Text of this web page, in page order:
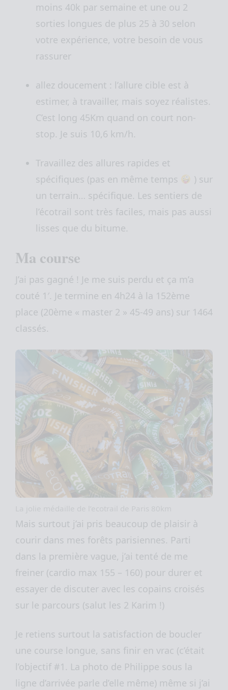
moins 40k par semaine et une ou 2
sorties longues de plus 25 à 30 selon
votre expérience, votre besoin de vous
rassurer
allez doucement : l’allure cible est à
estimer, à travailler, mais soyez réalistes.
C’est long 45Km quand on court non-
stop. Je suis 10,6 km/h.
Travaillez des allures rapides et
spécifiques (pas en même temps
) sur
un terrain… spécifique. Les sentiers de
l’écotrail sont très faciles, mais pas aussi
lisses que du bitume.
Ma course
J’ai pas gagné ! Je me suis perdu et ça m’a
couté 1′. Je termine en 4h24 à la 152ème
place (20ème « master 2 » 45-49 ans) sur 1464
classés.
Mais surtout j’ai pris beaucoup de plaisir à
courir dans mes forêts parisiennes. Parti
dans la première vague, j’ai tenté de me
freiner (cardio max 155 – 160) pour durer et
essayer de discuter avec les copains croisés
sur le parcours (salut les 2 Karim !)
Je retiens surtout la satisfaction de boucler
une course longue, sans finir en vrac (c’était
l’objectif #1. La photo de Philippe sous la
ligne d’arrivée parle d’elle même) même si j’ai